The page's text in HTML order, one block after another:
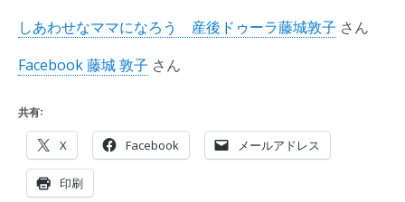
しあわせなママになろう 産後ドゥーラ藤城敦子 さん
Facebook 藤城 敦子 さん
共有:
X Facebook メールアドレス
印刷